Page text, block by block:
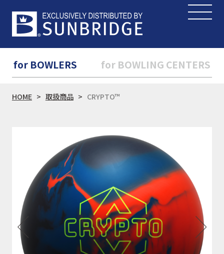
for BOWLERS for BOWLING CENTERS
HOME 取扱商品 CRYPTO™